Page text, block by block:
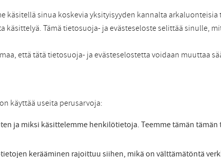
sinua koskevia yksityisyyden kannalta arkaluonteisia
Tämä tietosuoja- ja evästeseloste selittää sinulle,
että tätä tietosuoja- ja evästeselostetta voidaan muuttaa
käyttää useita perusarvoja:
ja miksi käsittelemme henkilötietoja. Teemme tämän tämän
kerääminen rajoittuu siihen, mikä on välttämätöntä